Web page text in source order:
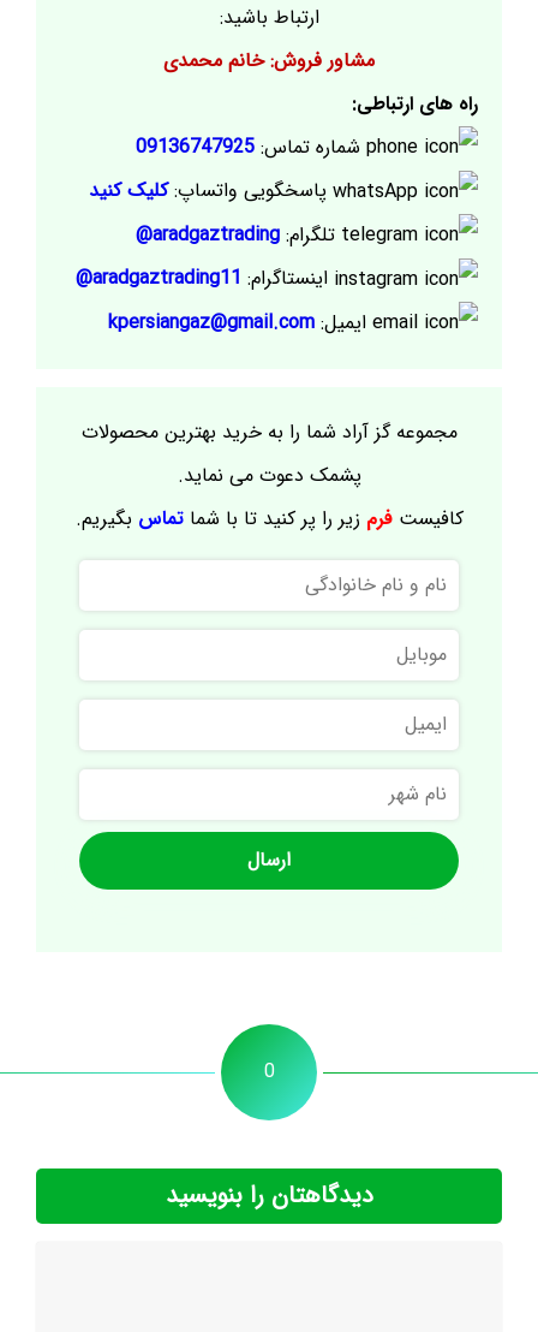
ارتباط باشید:
مشاور فروش: خانم محمدی
راه های ارتباطی:
شماره تماس: 09136747925
پاسخگویی واتساپ:کلیک کنید
تلگرام: aradgaztrading@
اینستاگرام: aradgaztrading11@
ایمیل: kpersiangaz@gmail.com
مجموعه گز آراد شما را به خرید بهترین محصولات
پشمک دعوت می نماید.
کافیستفرم زیر را پر کنید تا با شماتماس بگیریم.
نام
و
نام
خانوادگی
موبایل
ایمیل
نام
شهر
0
دیدگاهتان را بنویسید